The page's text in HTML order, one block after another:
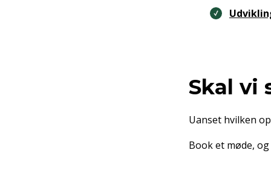
Skal vi
Uanset hvilken
Book et møde,